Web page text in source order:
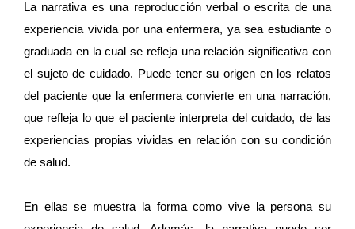
La narrativa es una reproducción verbal o escrita de una
experiencia vivida por una enfermera, ya sea estudiante o
graduada en la cual se refleja una relación significativa con
el sujeto de cuidado. Puede tener su origen en los relatos
del paciente que la enfermera convierte en una narración,
que refleja lo que el paciente interpreta del cuidado, de las
experiencias propias vividas en relación con su condición
de salud.
En ellas se muestra la forma como vive la persona su